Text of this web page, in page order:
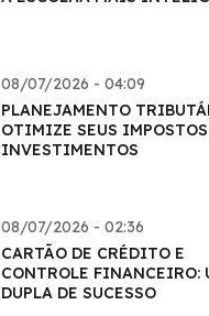
08/07/2026 - 04:09
PLANEJAMENTO
OTIMIZE SEUS
INVESTIMENTOS
08/07/2026 - 02:36
CARTÃO DE CRÉDITO E
CONTROLE FINANCEIRO:
DUPLA DE SUCESSO